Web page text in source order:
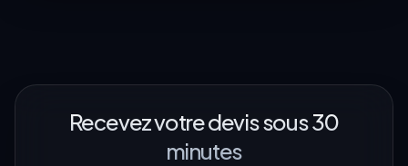
Recevez votre devis sous 30
minutes